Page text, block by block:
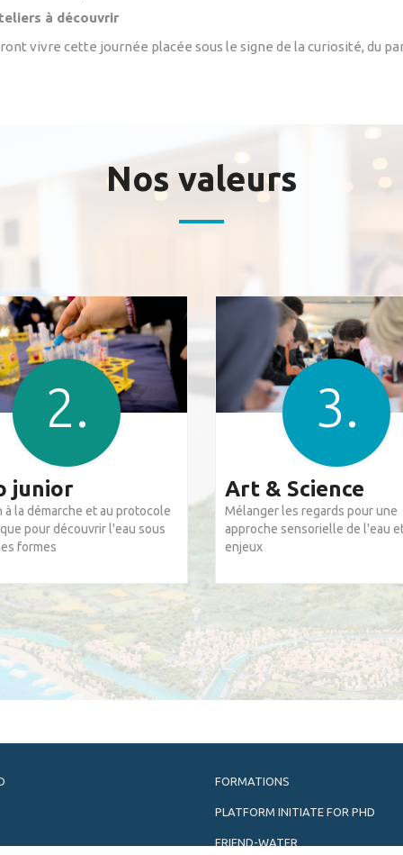
à découvrir
vivre cette journée placée sous le signe de la curiosité, du
Nos valeurs
2.
junior
à la démarche et au protocole
pour découvrir l'eau sous
formes
3.
Art & Science
Mélanger les regards pour une
approche sensorielle de l'eau
enjeux
FORMATIONS
PLATFORM INITIATE FOR PHD
FRIEND-WATER